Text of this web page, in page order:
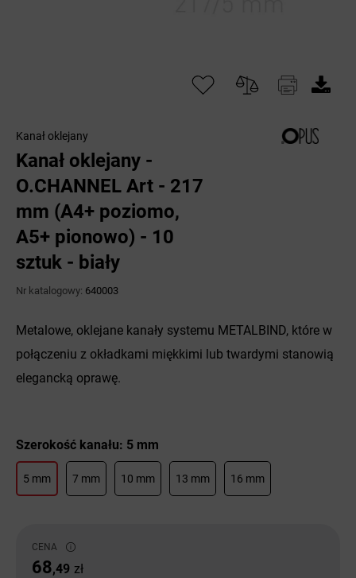
Kanał oklejany
Kanał oklejany -
O.CHANNEL Art - 217
mm (A4+ poziomo,
A5+ pionowo) - 10
sztuk - biały
Nr katalogowy: 640003
Szerokość kanału: 5 mm
5 mm 7 mm 10 mm 13 mm 16 mm
CENA
68,49 zł
Metalowe, oklejane kanały systemu METALBIND, które w
połączeniu z okładkami miękkimi lub twardymi stanowią
elegancką oprawę.